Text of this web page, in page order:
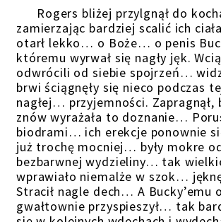
Rogers bliżej przylgnął do
zamierzając bardziej scalić ich
otarł lekko… o Boże… o penis
któremu wyrwał się nagły jęk.
odwrócili od siebie spojrzeń…
brwi ściągnęły się nieco podczas
nagłej… przyjemności. Zapragnął,
znów wyrażała to doznanie…
biodrami… ich erekcje ponownie
już trochę mocniej… były mokre
bezbarwnej wydzieliny… tak
wprawiało niemalże w szok…
Stracił nagle dech… A Bucky’emu
gwałtownie przyspieszył… tak